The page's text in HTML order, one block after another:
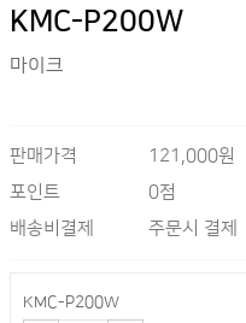
KMC-P200W
마이크
판매가격
121,000원
포인트
0점
배송비결제
주문시 결제
KMC-P200W